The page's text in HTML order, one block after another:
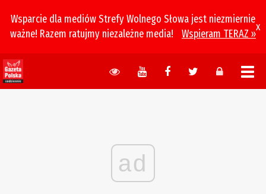
Wsparcie dla mediów Strefy Wolnego Słowa jest niezmiernie
ważne! Razem ratujmy niezależne media!
Wspieram TERAZ »
x
ad